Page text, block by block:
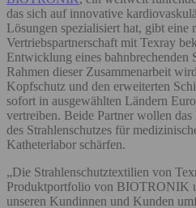
das sich auf innovative
Lösungen spezialisiert hat, gibt eine
Vertriebspartnerschaft mit Texray
Entwicklung eines bahnbrechenden
Rahmen dieser Zusammenarbeit
Kopfschutz und den erweiterten
sofort in ausgewählten Ländern
vertreiben. Beide Partner wollen
des Strahlenschutzes für
Katheterlabor schärfen.
„Die Strahlenschutztextilien von
Produktportfolio von BIOTRONIK
unseren Kundinnen und Kunden